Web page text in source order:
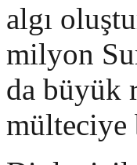
algı
milyon
da büyük
mülteciye